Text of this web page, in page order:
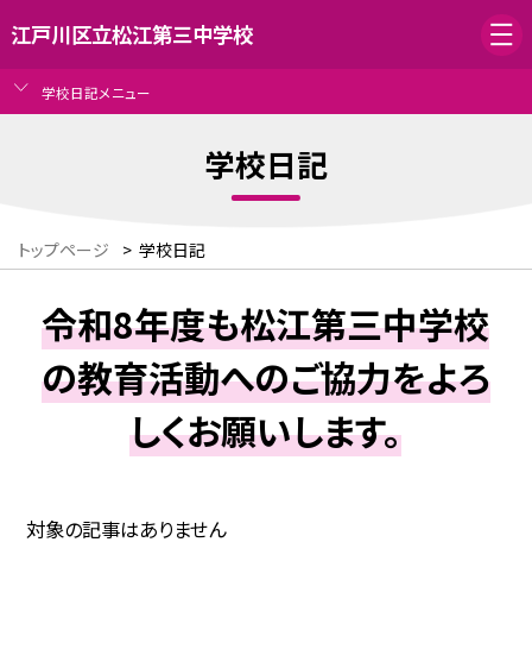
江戸川区立松江第三中学校
学校日記メニュー
学校日記
トップページ > 学校日記
令和8年度も松江第三中学校
の教育活動へのご協力をよろ
しくお願いします。
対象の記事はありません